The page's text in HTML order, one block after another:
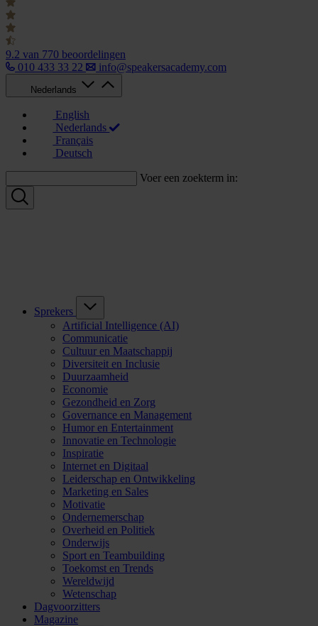
9.2 van 770 beoordelingen
010 433 33 22
info@speakersacademy.com
Nederlands
English
Nederlands
Français
Deutsch
Voer een zoekterm in:
Sprekers
Artificial Intelligence (AI)
Communicatie
Cultuur en Maatschappij
Diversiteit en Inclusie
Duurzaamheid
Economie
Gezondheid en Zorg
Governance en Management
Humor en Entertainment
Innovatie en Technologie
Inspiratie
Internet en Digitaal
Leiderschap en Ontwikkeling
Marketing en Sales
Motivatie
Ondernemerschap
Overheid en Politiek
Onderwijs
Sport en Teambuilding
Toekomst en Trends
Wereldwijd
Wetenschap
Dagvoorzitters
Magazine